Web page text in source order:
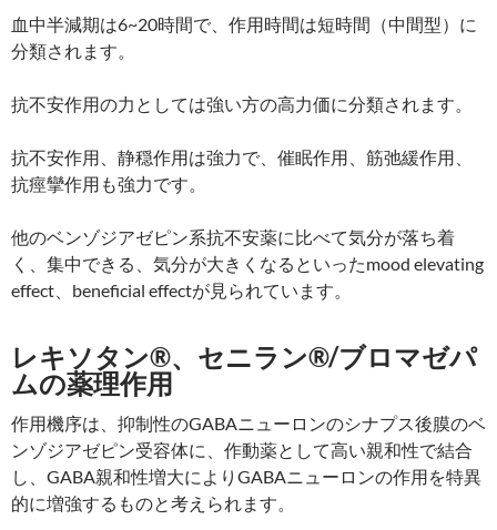
血中半減期は6~20時間で、作用時間は短時間（中間型）に
分類されます。
抗不安作用の力としては強い方の高力価に分類されます。
抗不安作用、静穏作用は強力で、催眠作用、筋弛緩作用、
抗痙攣作用も強力です。
他のベンゾジアゼピン系抗不安薬に比べて気分が落ち着
く、集中できる、気分が大きくなるといったmood elevating
effect、beneficial effectが見られています。
レキソタン®、セニラン®/ブロマゼパ
ムの薬理作用
作用機序は、抑制性のGABAニューロンのシナプス後膜のベ
ンゾジアゼピン受容体に、作動薬として高い親和性で結合
し、GABA親和性増大によりGABAニューロンの作用を特異
的に増強するものと考えられます。